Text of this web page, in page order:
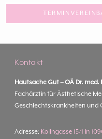
Kontakt
Hautsache Gut –OÄ Dr. med.
Fachärztin für Ästhetische
Geschlechtskrankheiten und
Adresse: Kolingasse 15/1 in